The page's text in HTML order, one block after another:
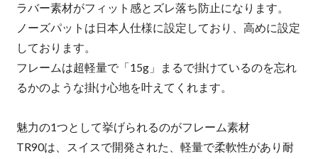
ラバー素材がフィット感とズレ落ち防止になります。
ノーズパットは日本人仕様に設定しており、高めに設定
しております。
フレームは超軽量で「15g」まるで掛けているのを忘れ
るかのような掛け心地を叶えてくれます。
魅力の1つとして挙げられるのがフレーム素材
TR90は、スイスで開発された、軽量で柔軟性があり耐